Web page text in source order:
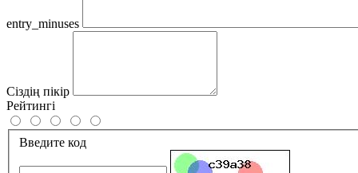
entry_minuses
Сіздің пікір
Рейтингі
Введите код